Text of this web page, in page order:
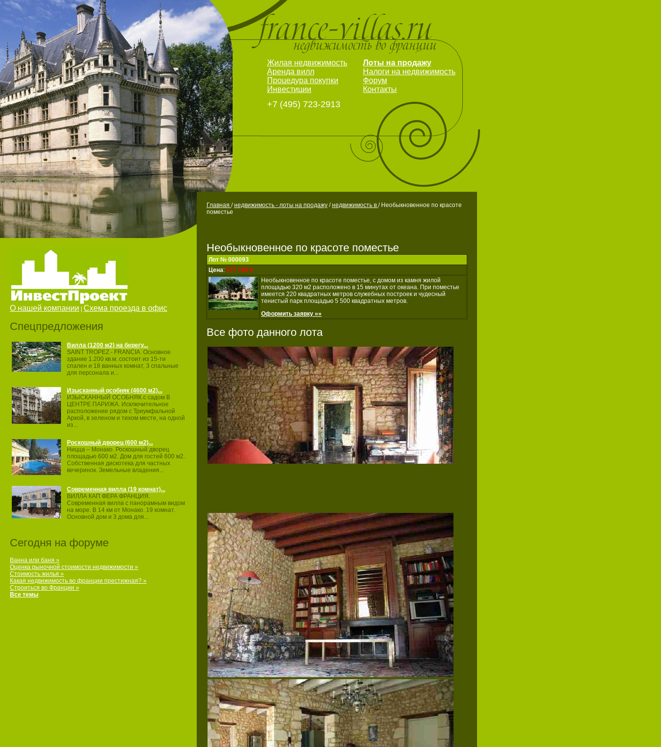
Жилая недвижимость
Аренда вилл
Процедура покупки
Инвестиции
Лоты на продажу
Налоги на недвижимость
Форум
Контакты
+7 (495) 723-2913
О нашей компании Схема проезда в офис
Спецпредложения
Вилла (1200 м2) на берегу...
SAINT TROPEZ ‐ FRANCIA. Основное
здание 1.200 кв.м. состоит из 15‐ти
спален и 18 ванных комнат, 3 спальные
для персонала и...
Изысканный особняк (4600 м2)...
ИЗЫСКАННЫЙ ОСОБНЯК с садом В
ЦЕНТРЕ ПАРИЖА. Исключительное
расположение рядом с Триумфальной
Аркой, в зеленом и тихом месте, на одной
из...
Роскошный дворец (600 м2)...
Ницца – Монако. Роскошный дворец
площадью 600 м2. Дом для гостей 600 м2.
Собственная дискотека для частных
вечеринок. Земельные владения...
Современная вилла (19 комнат)...
ВИЛЛА КАП ФЕРА ФРАНЦИЯ.
Современная вилла с панорамным видом
на море. В 14 км от Монако. 19 комнат.
Основной дом и 3 дома для...
Сегодня на форуме
Ванна или баня »
Оценка рыночной стоимости недвижимости »
Стоимость жилья »
Какая недвижимость во франции престижная? »
Строиться во Франции »
Все темы
Главная /недвижимость - лоты на продажу /недвижимость в / Необыкновенное по красоте
поместье
Необыкновенное по красоте поместье
Лот № 000093
Цена: 577 700 €
Необыкновенное по красоте поместье, с домом из камня жилой
площадью 320 м2 расположено в 15 минутах от океана. При поместье
имеется 220 квадратных метров служебных построек и чудесный
тенистый парк площадью 5 500 квадратных метров.
Оформить заявку »»
Все фото данного лота